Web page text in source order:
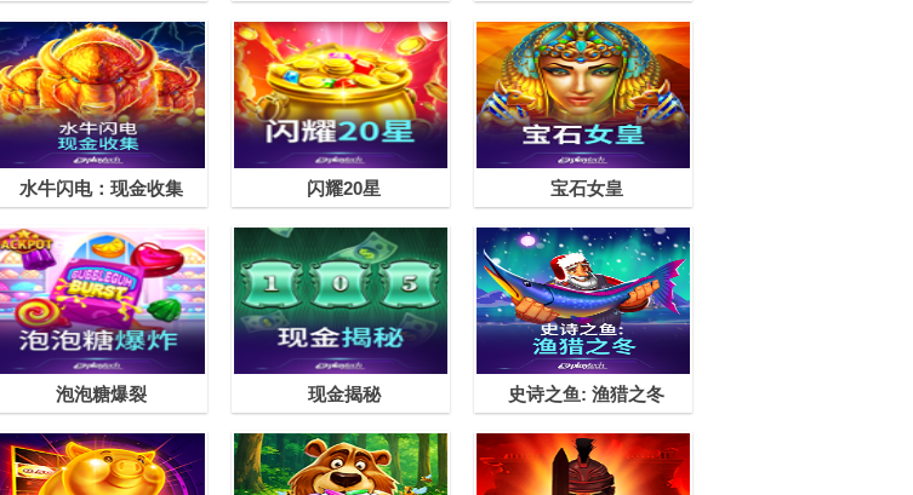
水牛闪电：现金收集 闪耀20星 宝石女皇
泡泡糖爆裂 现金揭秘 史诗之鱼: 渔猎之冬